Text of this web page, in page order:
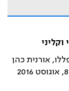
אורנית כהן